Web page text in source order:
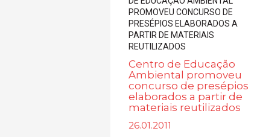
Centro de Educação
Ambiental promoveu
concurso de presépios
elaborados a partir de
materiais reutilizados
26.01.2011